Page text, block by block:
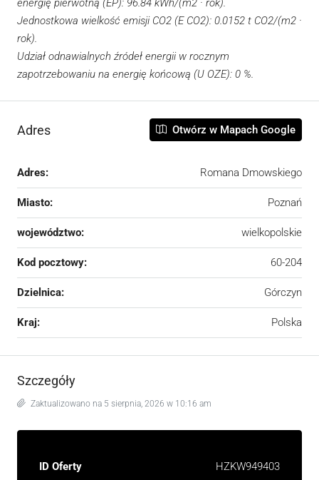
energię pierwotną (EP): 96.84 kWh/(m2 · rok).
Jednostkowa wielkość emisji CO2 (E CO2): 0.0152 t CO2/(m2 ·
rok).
Udział odnawialnych źródeł energii w rocznym
zapotrzebowaniu na energię końcową (U OZE): 0 %.
Adres Otwórz w Mapach Google
Adres: Romana Dmowskiego
Miasto: Poznań
województwo: wielkopolskie
Kod pocztowy: 60-204
Dzielnica: Górczyn
Kraj: Polska
Szczegóły
Zaktualizowano na 5 sierpnia, 2026 w 10:16 am
ID Oferty HZKW949403